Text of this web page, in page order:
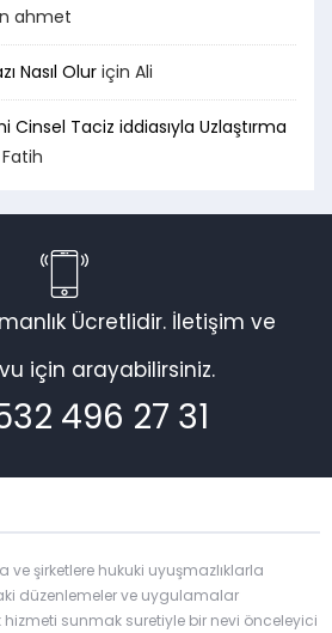
ahmet
Nasıl Olur için Ali
Cinsel Taciz iddiasıyla Uzlaştırma
Fatih
Ücretlidir. İletişim ve
için arayabilirsiniz.
496 27 31
ve şirketlere hukuki uyuşmazlıklarla
düzenlemeler ve uygulamalar
sunmak suretiyle bir nevi önceleyici